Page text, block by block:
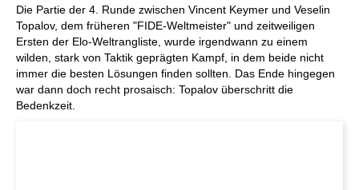
Die Partie der 4. Runde zwischen Vincent Keymer und Veselin
Topalov, dem früheren "FIDE-Weltmeister" und zeitweiligen
Ersten der Elo-Weltrangliste, wurde irgendwann zu einem
wilden, stark von Taktik geprägten Kampf, in dem beide nicht
immer die besten Lösungen finden sollten. Das Ende hingegen
war dann doch recht prosaisch: Topalov überschritt die
Bedenkzeit.